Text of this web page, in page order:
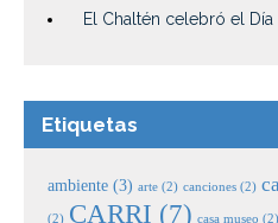
El Chaltén celebró el
Etiquetas
ambiente (3) arte (2) canciones (2)
(2) CARRI (7) casa museo (2)